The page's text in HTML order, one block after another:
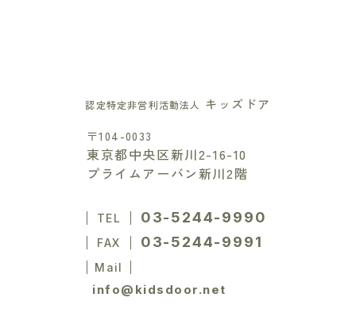
認定特定非営利活動法人 キッズドア
〒104-0033
東京都中央区新川2-16-10
プライムアーバン新川2階
TEL 03-5244-9990
FAX 03-5244-9991
Mail
info@kidsdoor.net